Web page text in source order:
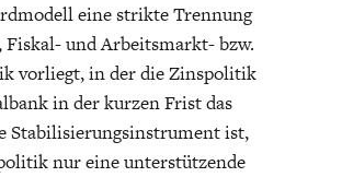
eine strikte Trennung
Fiskal- und Arbeitsmarkt- bzw.
vorliegt, in der die Zinspolitik
in der kurzen Frist das
Stabilisierungsinstrument ist,
nur eine unterstützende